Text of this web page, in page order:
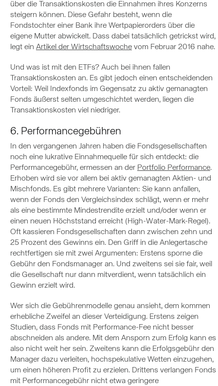
über die Transaktionskosten die Einnahmen ihres Konzerns
steigern können. Diese Gefahr besteht, wenn die
Fondstochter einer Bank ihre Wertpapierorders über die
eigene Mutter abwickelt. Dass dabei tatsächlich getrickst wird,
legt ein Artikel der Wirtschaftswoche vom Februar 2016 nahe.
Und was ist mit den ETFs? Auch bei ihnen fallen
Transaktionskosten an. Es gibt jedoch einen entscheidenden
Vorteil: Weil Indexfonds im Gegensatz zu aktiv gemanagten
Fonds äußerst selten umgeschichtet werden, liegen die
Transaktionskosten viel niedriger.
6. Performancegebühren
In den vergangenen Jahren haben die Fondsgesellschaften
noch eine lukrative Einnahmequelle für sich entdeckt: die
Performancegebühr, ermessen an der Portfolio Performance.
Erhoben wird sie vor allem bei aktiv gemanagten Aktien- und
Mischfonds. Es gibt mehrere Varianten: Sie kann anfallen,
wenn der Fonds den Vergleichsindex schlägt, wenn er mehr
als eine bestimmte Mindestrendite erzielt und/oder wenn er
einen neuen Höchststand erreicht (High-Water-Mark-Regel).
Oft kassieren Fondsgesellschaften dann zwischen zehn und
25 Prozent des Gewinns ein. Den Griff in die Anlegertasche
rechtfertigen sie mit zwei Argumenten: Erstens sporne die
Gebühr den Fondsmanager an. Und zweitens sei sie fair, weil
die Gesellschaft nur dann mitverdient, wenn tatsächlich ein
Gewinn erzielt wird.
Wer sich die Gebührenmodelle genau ansieht, dem kommen
erhebliche Zweifel an dieser Verteidigung. Erstens zeigen
Studien, dass Fonds mit Performance-Fee nicht besser
abschneiden als andere. Mit dem Ansporn zum Erfolg kann es
also nicht weit her sein. Zweitens kann die Erfolgsgebühr den
Manager dazu verleiten, hochspekulative Wetten einzugehen,
um einen höheren Profit zu erzielen. Drittens verlangen Fonds
mit Performancegebühr nicht etwa geringere